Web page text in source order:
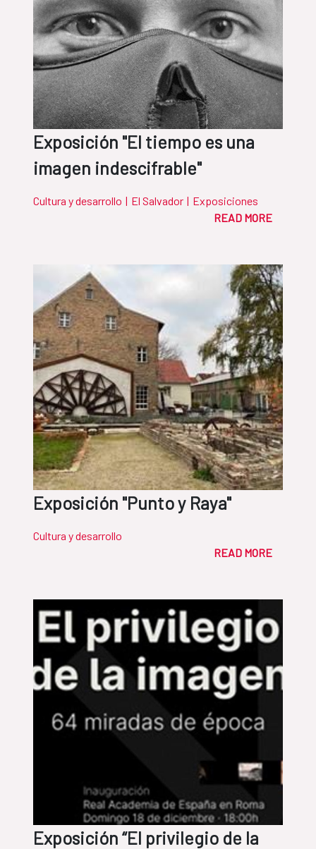
Exposición "El tiempo es una
imagen indescifrable"
Cultura y desarrollo | El Salvador | Exposiciones
READ MORE
Exposición "Punto y Raya"
Cultura y desarrollo
READ MORE
Exposición “El privilegio de la